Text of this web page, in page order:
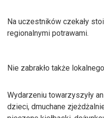
Na uczestników czekały
regionalnymi potrawami.
Nie zabrakło także
Wydarzeniu towarzyszyły
dzieci, dmuchane